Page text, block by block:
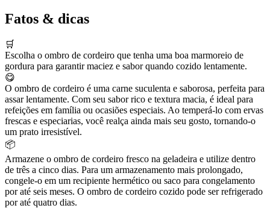
Fatos & dicas
🛒
Escolha o ombro de cordeiro que tenha uma boa marmoreio de
gordura para garantir maciez e sabor quando cozido lentamente.
😋
O ombro de cordeiro é uma carne suculenta e saborosa, perfeita para
assar lentamente. Com seu sabor rico e textura macia, é ideal para
refeições em família ou ocasiões especiais. Ao temperá-lo com ervas
frescas e especiarias, você realça ainda mais seu gosto, tornando-o
um prato irresistível.
📦
Armazene o ombro de cordeiro fresco na geladeira e utilize dentro
de três a cinco dias. Para um armazenamento mais prolongado,
congele-o em um recipiente hermético ou saco para congelamento
por até seis meses. O ombro de cordeiro cozido pode ser refrigerado
por até quatro dias.